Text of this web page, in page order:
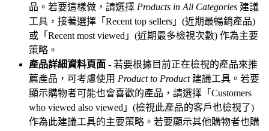
品。若要這樣做，請選擇 Products in All Categories 建議
工具，接著選擇「Recent top sellers」(近期最暢銷產品)
或「Recent most viewed」(近期最多檢視次數) 作為主要
策略。
產品詳細資料頁面 - 若要根據目前正在檢視的產品來推
薦產品，可考慮使用 Product to Product建議工具。若要
顯示購物者可能也會喜歡的產品，請選擇「Customers
who viewed also viewed」(檢視此產品的客戶也檢視了)
作為此建議工具的主要策略。若要顯示其他購物者也購